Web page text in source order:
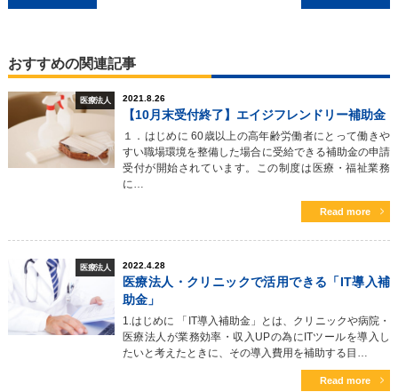
おすすめの関連記事
医療法人 2021.8.26
【10月末受付終了】エイジフレンドリー補助金
１．はじめに 60歳以上の高年齢労働者にとって働きや
すい職場環境を整備した場合に受給できる補助金の申請
受付が開始されています。この制度は医療・福祉業務
に…
Read more
医療法人 2022.4.28
医療法人・クリニックで活用できる「IT導入補
助金」
1.はじめに 「IT導入補助金」とは、クリニックや病院・
医療法人が業務効率・収入UPの為にITツールを導入し
たいと考えたときに、その導入費用を補助する目…
Read more